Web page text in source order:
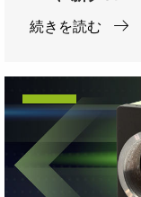
続きを読む